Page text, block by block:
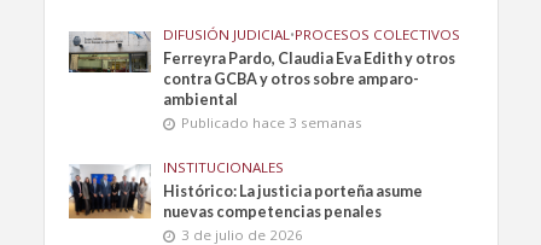
DIFUSIÓN JUDICIAL •PROCESOS COLECTIVOS
Ferreyra Pardo, Claudia Eva Edith y otros
contra GCBA y otros sobre amparo-
ambiental
Publicado hace 3 semanas
INSTITUCIONALES
Histórico: La justicia porteña asume
nuevas competencias penales
3 de julio de 2026